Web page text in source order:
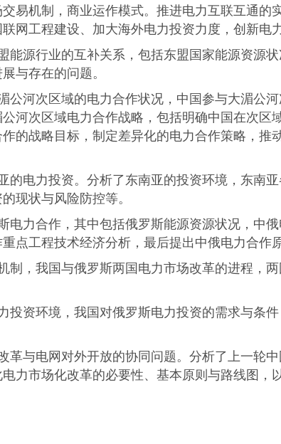
易机制，商业运作模式。推进电力互联互通的
网工程建设、加大海外电力投资力度，创新电
能源行业的互补关系，包括东盟国家能源资源
与存在的问题。
公河次区域的电力合作状况，中国参与大湄公
河次区域电力合作战略，包括明确中国在次区
的战略目标，制定差异化的电力合作策略，推
的电力投资。分析了东南亚的投资环境，东南
现状与风险防控等。
电力合作，其中包括俄罗斯能源资源状况，中
点工程技术经济分析，最后提出中俄电力合作
制，我国与俄罗斯两国电力市场改革的进程，
投资环境，我国对俄罗斯电力投资的需求与条
革与电网对外开放的协同问题。分析了上一轮
力市场化改革的必要性、基本原则与路线图，